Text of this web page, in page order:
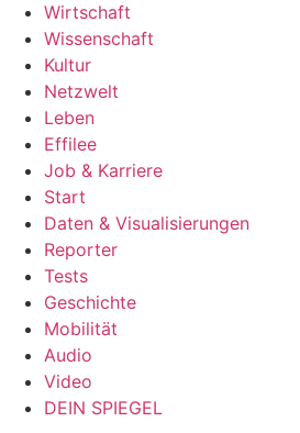
Wirtschaft
Wissenschaft
Kultur
Netzwelt
Leben
Effilee
Job & Karriere
Start
Daten & Visualisierungen
Reporter
Tests
Geschichte
Mobilität
Audio
Video
DEIN SPIEGEL